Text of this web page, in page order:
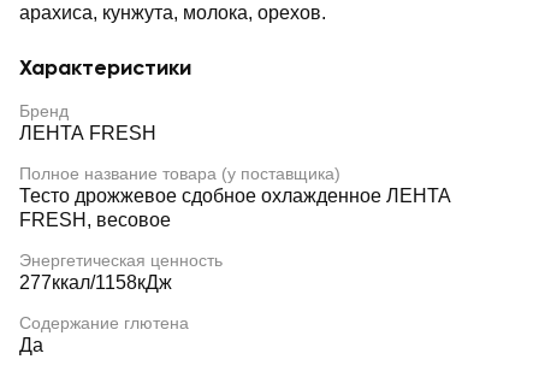
арахиса, кунжута, молока, орехов.
Характеристики
Бренд
ЛЕНТА FRESH
Полное название товара (у поставщика)
Тесто дрожжевое сдобное охлажденное ЛЕНТА
FRESH, весовое
Энергетическая ценность
277ккал/1158кДж
Содержание глютена
Да